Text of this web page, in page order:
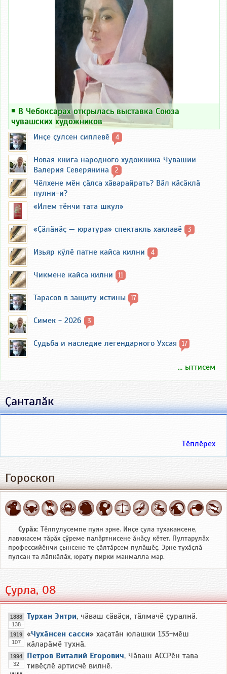
￭ В Чебоксарах открылась выставка Союза
чувашских художников
Инҫе ҫулсен сиплевӗ 4
Новая книга народного художника Чувашии
Валерия Северянина
2
Чӗлхене мӗн ҫӑлса хӑварайрать? Вӑл кӑсӑклӑ
пулни-и?
«Илем тӗнчи тата шкул»
«Ҫӑлӑнӑҫ — юратура» спектакль хаклавӗ 3
Изьяр кӳлӗ патне кайса килни 4
Чикмене кайса килни 11
Тарасов в защиту истины 17
Симек - 2026 3
Судьба и наследие легендарного Ухсая 17
... ыттисем
Ҫанталӑк
Тӗплӗрех
Гороскоп
Сурӑх: Тӗлпулусемпе пуян эрне. Инҫе ҫула тухакансене,
лавккасем тӑрӑх ҫӳреме палӑртнисене ӑнӑҫу кӗтет. Пултарулӑх
профессийӗнчи ҫынсене те ҫӑлтӑрсем пулӑшӗҫ. Эрне тухӑҫлӑ
пулсан та лӑпкӑлӑх, юрату пирки манмалла мар.
Ҫурла, 08
1888
138
Турхан Энтри, чӑваш сӑвӑҫи, тӑлмачӗ ҫуралнӑ.
1919
107
«Чухӑнсен сасси» хаҫатӑн юлашки 133-мӗш
кӑларӑмӗ тухнӑ.
1994
32
Петров Виталий Егорович, Чӑваш АССРӗн тава
тивӗҫлӗ артисчӗ вилнӗ.